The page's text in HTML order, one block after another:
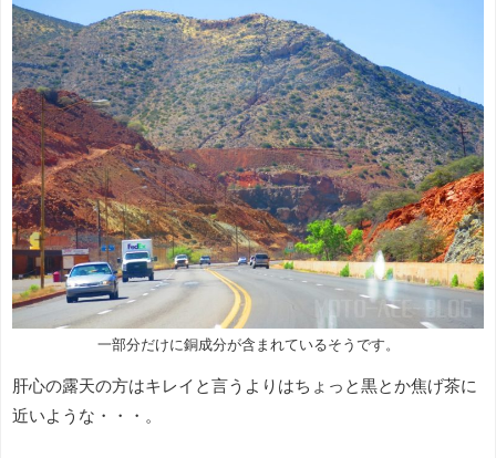
一部分だけに銅成分が含まれているそうです。
肝心の露天の方はキレイと言うよりはちょっと黒とか焦げ茶に
近いような・・・。